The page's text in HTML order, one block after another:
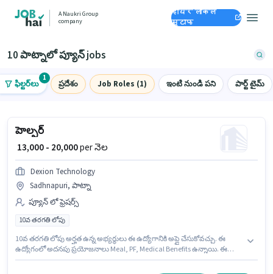
A Naukri Group
company
हायर लोकल
स्टाफ
10 పాట్నాలో ప్యూన్ jobs
ఫిల్టర్‌లు
1
ప్రదేశం Job Roles (1) ఇంటి నుండి పని పార్ట్ టైమ్
హెల్పర్
₹ 13,000 - 20,000per నెల
Dexion Technology
Sadhnapuri, పాట్నా
ప్యూన్ లో ఫ్రెషర్స్
10వ తరగతి లోపు
10వ తరగతి లోపు అర్హత ఉన్న అభ్యర్థులు ఈ ఉద్యోగానికి అప్లై చేసుకోవచ్చు. ఈ
ఉద్యోగంలో అదనపు ప్రయోజనాలు Meal, PF, Medical Benefits ఉన్నాయి. ఈ